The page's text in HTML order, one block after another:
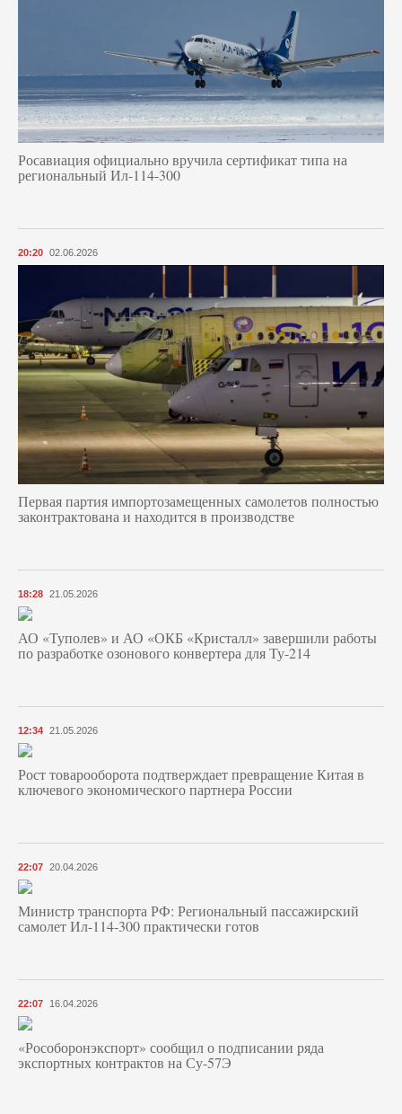
Росавиация официально вручила сертификат типа на
региональный Ил-114-300
20:20 02.06.2026
Первая партия импортозамещенных самолетов полностью
законтрактована и находится в производстве
18:28 21.05.2026
АО «Туполев» и АО «ОКБ «Кристалл» завершили работы
по разработке озонового конвертера для Ту-214
12:34 21.05.2026
Рост товарооборота подтверждает превращение Китая в
ключевого экономического партнера России
22:07 20.04.2026
Министр транспорта РФ: Региональный пассажирский
самолет Ил-114-300 практически готов
22:07 16.04.2026
«Рособоронэкспорт» сообщил о подписании ряда
экспортных контрактов на Су-57Э